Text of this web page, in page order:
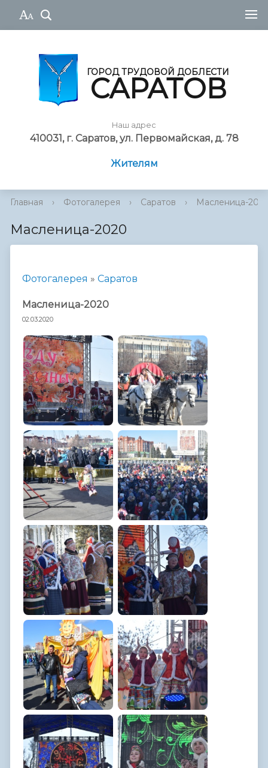
ГОРОД ТРУДОВОЙ ДОБЛЕСТИ
САРАТОВ
Наш адрес
410031, г. Саратов, ул. Первомайская, д. 78
Жителям
Главная › Фотогалерея › Саратов › Масленица-
Масленица-2020
Фотогалерея » Саратов
Масленица-2020
02.03.2020